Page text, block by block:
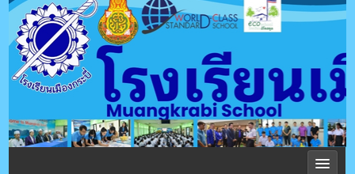
โรงเรียนเมือง
กระบี่ สพม